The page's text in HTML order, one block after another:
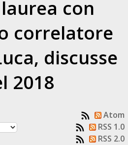
con
correlatore
, discusse
2018
Atom
RSS 1.0
RSS 2.0